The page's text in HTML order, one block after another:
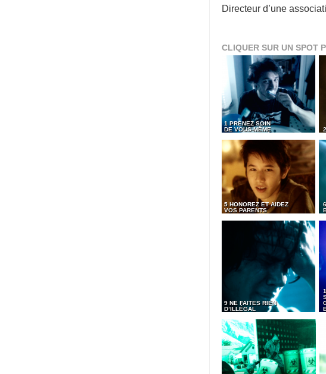
Directeur d’une
CLIQUER SUR UN SPOT
1 PRENEZ SOIN
DE VOUS-MÊME
5 HONOREZ ET AIDEZ
VOS PARENTS
9 NE FAITES RIEN
D’ILLÉGAL